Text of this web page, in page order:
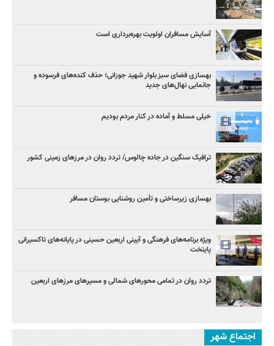
آسایش مسافران اولویت بهره‌برداری است
بهسازی فضای سبز بلوار شهید جوزانی؛ حذف کنده‌های فرسوده و
جانمایی نهال‌های جدید
خیلی مسلط و آماده در کنار مردم بودیم
ترافیک سنگین در جاده چالوس/ تردد روان در مرزهای زمینی کشور
بهسازی زیرساختی و تأمین روشنایی بوستان مسافر
ویژه برنامه‌های فرهنگی و آیینی اربعین حسینی در پایانه‌های تاکسیرانی
پایتخت
تردد روان در تمامی محورهای شمالی و مسیرهای مرزهای اربعین
اجتماع شهر